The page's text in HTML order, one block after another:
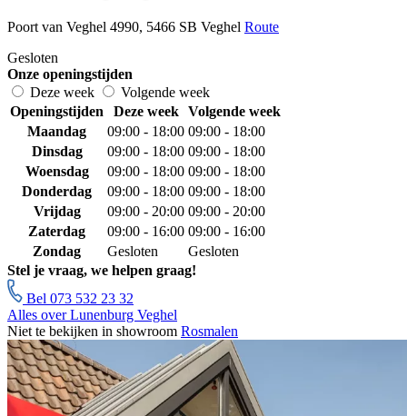
Poort van Veghel 4990, 5466 SB Veghel Route
Gesloten
Onze openingstijden
Deze week
Volgende week
Openingstijden
Deze week
Volgende week
Maandag
09:00 - 18:00 09:00 - 18:00
Dinsdag
09:00 - 18:00 09:00 - 18:00
Woensdag
09:00 - 18:00 09:00 - 18:00
Donderdag
09:00 - 18:00 09:00 - 18:00
Vrijdag
09:00 - 20:00 09:00 - 20:00
Zaterdag
09:00 - 16:00 09:00 - 16:00
Zondag
Gesloten
Gesloten
Stel je vraag, we helpen graag!
Bel 073 532 23 32
Alles over Lunenburg Veghel
Niet te bekijken in showroom Rosmalen